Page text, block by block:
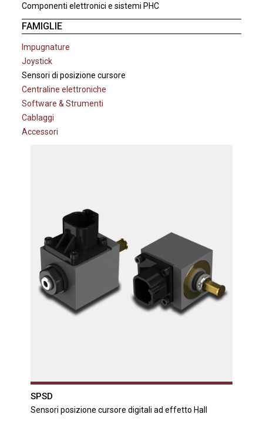
Componenti elettronici e sistemi PHC
FAMIGLIE
Impugnature
Joystick
Sensori di posizione cursore
Centraline elettroniche
Software & Strumenti
Cablaggi
Accessori
SPSD
Sensori posizione cursore digitali ad effetto Hall